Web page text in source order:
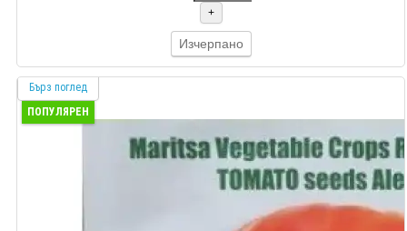
+
Изчерпано
Бърз поглед
ПОПУЛЯРЕН